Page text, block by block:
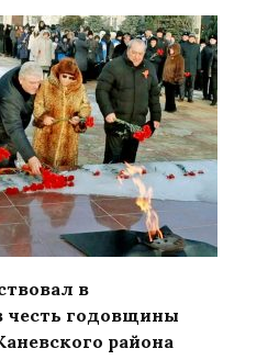
в
честь годовщины
района